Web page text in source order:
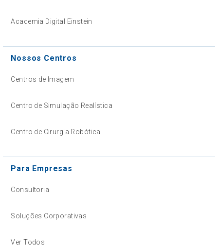
Academia Digital Einstein
Nossos Centros
Centros de Imagem
Centro de Simulação Realística
Centro de Cirurgia Robótica
Para Empresas
Consultoria
Soluções Corporativas
Ver Todos